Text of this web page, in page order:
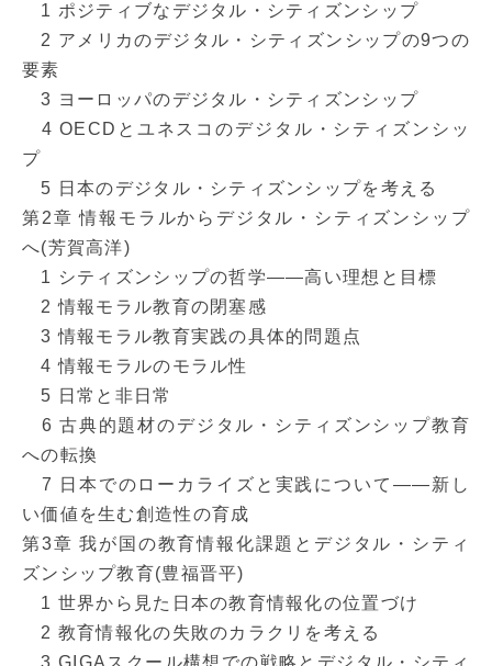
1 ポジティブなデジタル・シティズンシップ
2 アメリカのデジタル・シティズンシップの9つの
要素
3 ヨーロッパのデジタル・シティズンシップ
4 OECDとユネスコのデジタル・シティズンシッ
プ
5 日本のデジタル・シティズンシップを考える
第2章 情報モラルからデジタル・シティズンシップ
へ(芳賀高洋)
1 シティズンシップの哲学――高い理想と目標
2 情報モラル教育の閉塞感
3 情報モラル教育実践の具体的問題点
4 情報モラルのモラル性
5 日常と非日常
6 古典的題材のデジタル・シティズンシップ教育
への転換
7 日本でのローカライズと実践について――新し
い価値を生む創造性の育成
第3章 我が国の教育情報化課題とデジタル・シティ
ズンシップ教育(豊福晋平)
1 世界から見た日本の教育情報化の位置づけ
2 教育情報化の失敗のカラクリを考える